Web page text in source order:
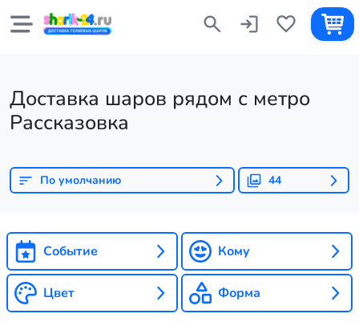
Доставка шаров рядом с метро
Рассказовка
По умолчанию 44
Событие Кому
Цвет Форма